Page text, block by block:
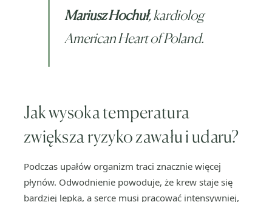
Mariusz Hochuł, kardiolog
American Heart of Poland.
Jak wysoka temperatura
zwiększa ryzyko zawału i udaru?
Podczas upałów organizm traci znacznie więcej
płynów. Odwodnienie powoduje, że krew staje się
bardziej lepka, a serce musi pracować intensywniej,